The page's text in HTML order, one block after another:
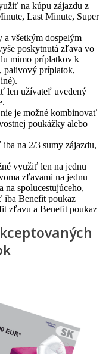
na kúpu zájazdu z
Last Minute, Super
všetkým dospelým
poskytnutá zľava vo
mimo príplatkov k
palivový príplatok,
len užívateľ uvedený
je možné kombinovať
poukážky alebo
na 2/3 sumy zájazdu,
využiť len na jednu
zľavami na jednu
na spolucestujúceho,
iba Benefit poukaz
zľavu a Benefit poukaz